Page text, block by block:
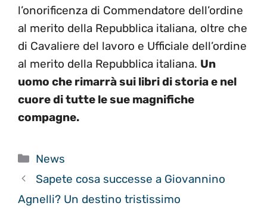
l’onorificenza di Commendatore dell’ordine
al merito della Repubblica italiana, oltre che
di Cavaliere del lavoro e Ufficiale dell’ordine
al merito della Repubblica italiana. Un
uomo che rimarrà sui libri di storia e nel
cuore di tutte le sue magnifiche
compagne.
Categorie
News
Sapete cosa successe a Giovannino
Agnelli? Un destino tristissimo